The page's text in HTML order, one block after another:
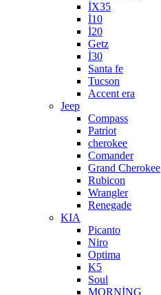
İX35
İ10
İ20
Getz
İ30
Santa fe
Tucson
Accent era
Jeep
Compass
Patriot
cherokee
Comander
Grand Cherokee
Rubicon
Wrangler
Renegade
KIA
Picanto
Niro
Optima
K5
Soul
MORNİNG